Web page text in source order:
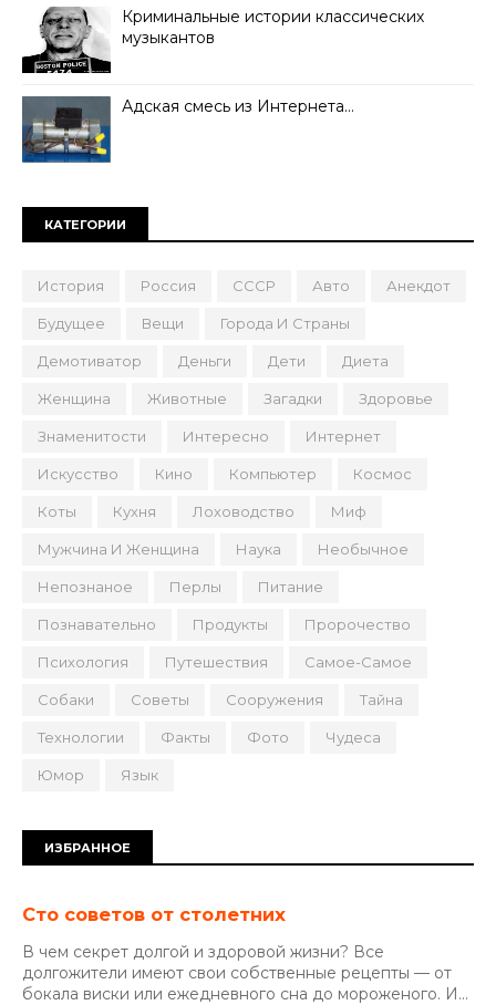
Криминальные истории классических
музыкантов
Адская смесь из Интернета…
КАТЕГОРИИ
История Россия СССР Авто Анекдот
Будущее Вещи Города И Страны
Демотиватор Деньги Дети Диета
Женщина Животные Загадки Здоровье
Знаменитости Интересно Интернет
Искусство Кино Компьютер Космос
Коты Кухня Лоховодство Миф
Мужчина И Женщина Наука Необычное
Непознаное Перлы Питание
Познавательно Продукты Пророчество
Психология Путешествия Самое-Самое
Собаки Советы Сооружения Тайна
Технологии Факты Фото Чудеса
Юмор Язык
ИЗБРАННОЕ
Сто советов от столетних
В чем секрет долгой и здоровой жизни? Все
долгожители имеют свои собственные рецепты — от
бокала виски или ежедневного сна до мороженого. И...